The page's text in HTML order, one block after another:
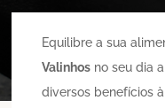
Equilibre a sua
Valinhos no seu dia
diversos benefícios